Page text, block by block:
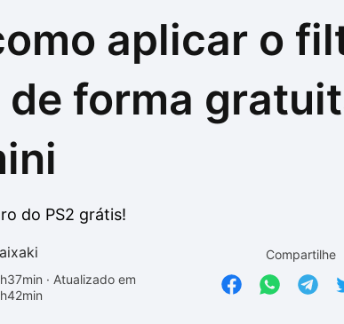
aplicar o
de forma
do PS2 grátis!
· Atualizado em
Compartilhe